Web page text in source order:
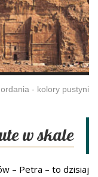
- kolory pustyni
w skale
– Petra – to dzisiaj